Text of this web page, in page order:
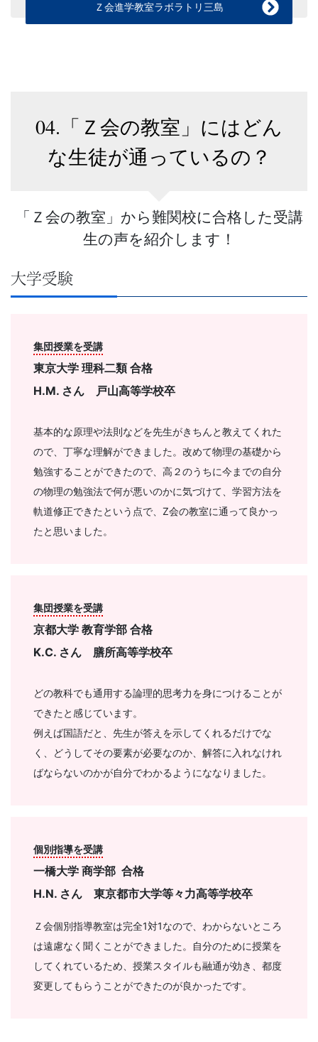
Ｚ会進学教室ラボラトリ三島
04.「Ｚ会の教室」にはどん
な生徒が通っているの？
「Ｚ会の教室」から難関校に合格した受講
生の声を紹介します！
大学受験
集団授業を受講
東京大学 理科二類合格
H.M. さん 戸山高等学校卒
基本的な原理や法則などを先生がきちんと教えてくれた
ので、丁寧な理解ができました。改めて物理の基礎から
勉強することができたので、高２のうちに今までの自分
の物理の勉強法で何が悪いのかに気づけて、学習方法を
軌道修正できたという点で、Z会の教室に通って良かっ
たと思いました。
集団授業を受講
京都大学 教育学部 合格
K.C. さん 膳所高等学校卒
どの教科でも通用する論理的思考力を身につけることが
できたと感じています。
例えば国語だと、先生が答えを示してくれるだけでな
く、どうしてその要素が必要なのか、解答に入れなけれ
ばならないのかが自分でわかるようにななりました。
個別指導を受講
一橋大学 商学部 合格
H.N. さん 東京都市大学等々力高等学校卒
Ｚ会個別指導教室は完全1対1なので、わからないところ
は遠慮なく聞くことができました。自分のために授業を
してくれているため、授業スタイルも融通が効き、都度
変更してもらうことができたのが良かったです。